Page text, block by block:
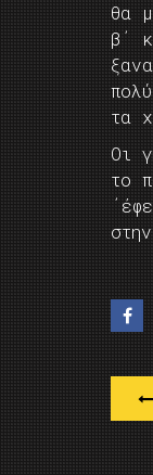
θα
β΄
τα
Οι
το